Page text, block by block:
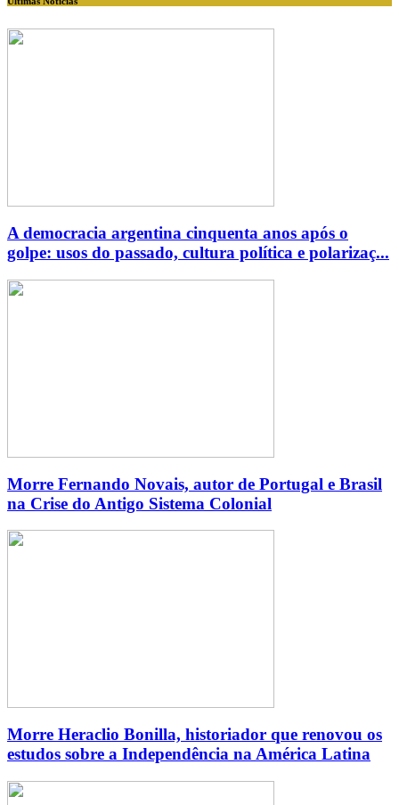
A democracia argentina cinquenta anos após o
golpe: usos do passado, cultura política e polarizaç...
Morre Fernando Novais, autor de Portugal e Brasil
na Crise do Antigo Sistema Colonial
Morre Heraclio Bonilla, historiador que renovou os
estudos sobre a Independência na América Latina